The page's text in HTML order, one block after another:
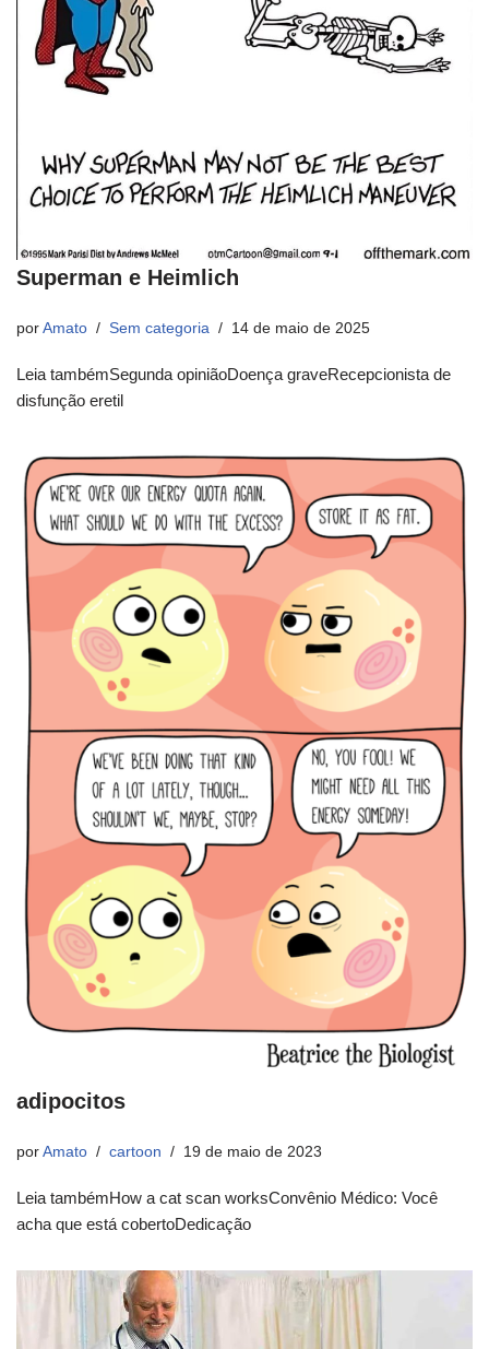
Superman e Heimlich
por Amato Sem categoria 14 de maio de 2025
Leia tambémSegunda opiniãoDoença graveRecepcionista de
disfunção eretil
adipocitos
por Amato cartoon 19 de maio de 2023
Leia tambémHow a cat scan worksConvênio Médico: Você
acha que está cobertoDedicação